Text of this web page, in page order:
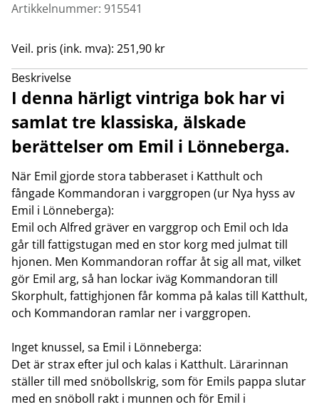
Artikkelnummer: 915541
Veil. pris (ink. mva): 251,90 kr
Beskrivelse
I denna härligt vintriga bok har vi
samlat tre klassiska, älskade
berättelser om Emil i Lönneberga.
När Emil gjorde stora tabberaset i Katthult och
fångade Kommandoran i varggropen (ur Nya hyss av
Emil i Lönneberga):
Emil och Alfred gräver en varggrop och Emil och Ida
går till fattigstugan med en stor korg med julmat till
hjonen. Men Kommandoran roffar åt sig all mat, vilket
gör Emil arg, så han lockar iväg Kommandoran till
Skorphult, fattighjonen får komma på kalas till Katthult,
och Kommandoran ramlar ner i varggropen.
Inget knussel, sa Emil i Lönneberga:
Det är strax efter jul och kalas i Katthult. Lärarinnan
ställer till med snöbollskrig, som för Emils pappa slutar
med en snöboll rakt i munnen och för Emil i